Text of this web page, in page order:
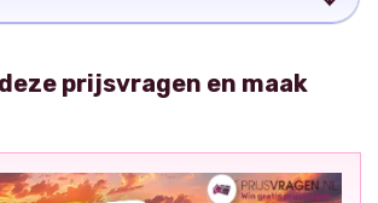
prijsvragen en maak